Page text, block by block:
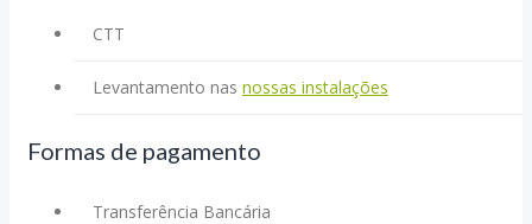
CTT
Levantamento nas nossas instalações
Formas de pagamento
Transferência Bancária